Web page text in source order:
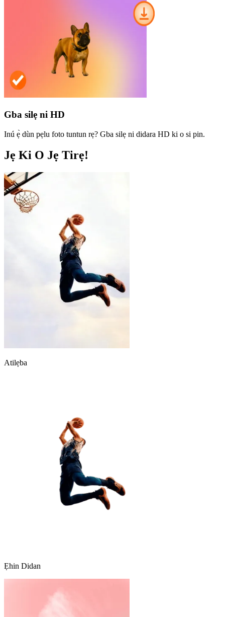
Gba silẹ ni HD
Inú ẹ̀ dùn pẹlu foto tuntun rẹ? Gba silẹ ni didara HD ki o si pin.
Jẹ Ki O Jẹ Tirẹ!
Atilẹba
Ẹhin Didan